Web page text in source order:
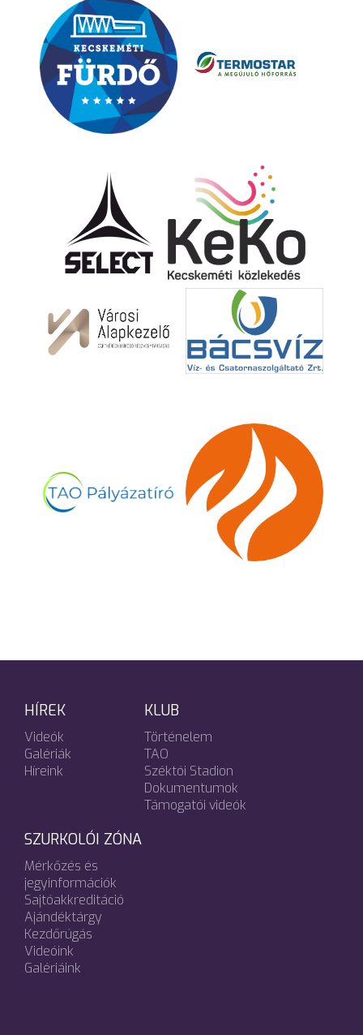
HÍREK
Videók
Galériák
Híreink
KLUB
Történelem
TAO
Széktói Stadion
Dokumentumok
Támogatói videók
SZURKOLÓI ZÓNA
Mérkőzés és
jegyinformációk
Sajtóakkreditáció
Ajándéktárgy
Kezdőrúgás
Videóink
Galériáink